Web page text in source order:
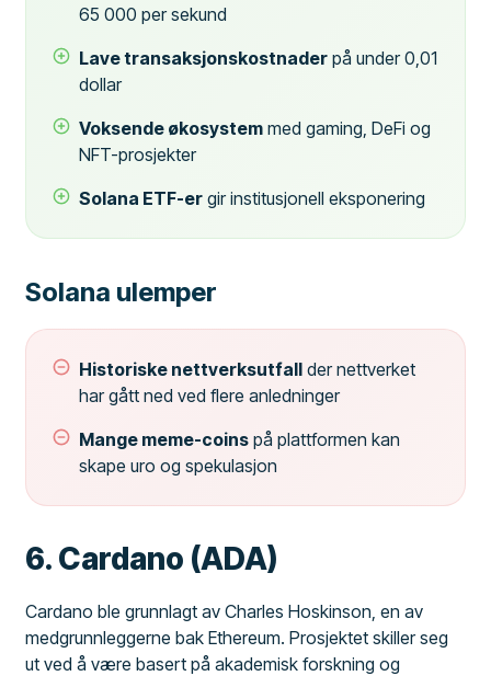
65 000 per sekund
Lave transaksjonskostnader på under 0,01
dollar
Voksende økosystem med gaming, DeFi og
NFT-prosjekter
Solana ETF-er gir institusjonell eksponering
Solana ulemper
Historiske nettverksutfall der nettverket
har gått ned ved flere anledninger
Mange meme-coins på plattformen kan
skape uro og spekulasjon
6. Cardano (ADA)
Cardano ble grunnlagt av Charles Hoskinson, en av
medgrunnleggerne bak Ethereum. Prosjektet skiller seg
ut ved å være basert på akademisk forskning og